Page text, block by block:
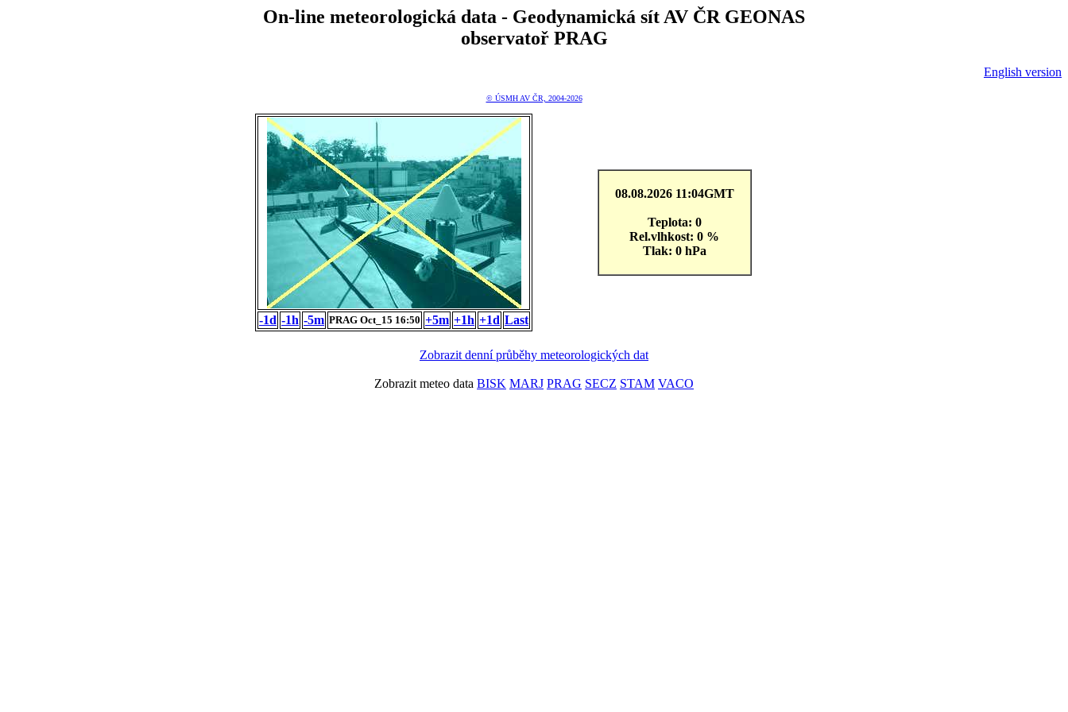
On-line meteorologická data - Geodynamická sít AV ČR GEONAS
observatoř PRAG
English version
© ÚSMH AV ČR, 2004-2026
-1d -1h -5m PRAG Oct_15 16:50 +5m +1h +1d Last
08.08.2026 11:04GMT
Teplota: 0
Rel.vlhkost: 0 %
Tlak: 0 hPa
Zobrazit denní průběhy meteorologických dat
Zobrazit meteo data BISK MARJ PRAG SECZ STAM VACO